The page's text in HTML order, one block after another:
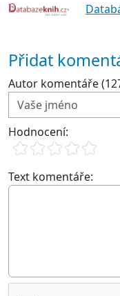
Přidat
Autor komentáře
Hodnocení:
Text komentáře: